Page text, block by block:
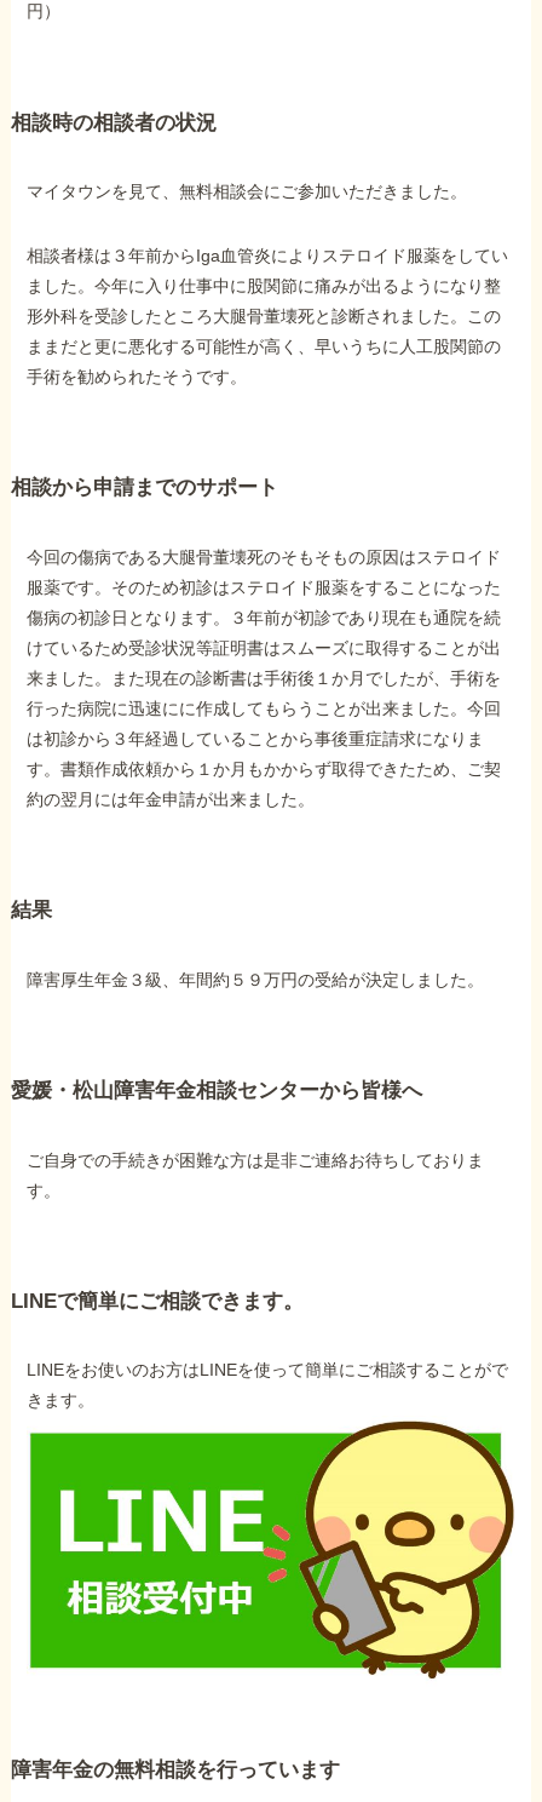
事務所について
お客様からの感謝のお手紙
サイトマップ
他社と何が違うの？
当事務所に
依頼するメリット
お電話でのお問い合わせ
089-907-3797
受付時間：平日9:00~18:00
円）
相談時の相談者の状況
マイタウンを見て、無料相談会にご参加いただきました。
相談者様は３年前からIga血管炎によりステロイド服薬をしてい
ました。今年に入り仕事中に股関節に痛みが出るようになり整
形外科を受診したところ大腿骨董壊死と診断されました。この
ままだと更に悪化する可能性が高く、早いうちに人工股関節の
手術を勧められたそうです。
相談から申請までのサポート
今回の傷病である大腿骨董壊死のそもそもの原因はステロイド
服薬です。そのため初診はステロイド服薬をすることになった
傷病の初診日となります。３年前が初診であり現在も通院を続
けているため受診状況等証明書はスムーズに取得することが出
来ました。また現在の診断書は手術後１か月でしたが、手術を
行った病院に迅速にに作成してもらうことが出来ました。今回
は初診から３年経過していることから事後重症請求になりま
す。書類作成依頼から１か月もかからず取得できたため、ご契
約の翌月には年金申請が出来ました。
結果
障害厚生年金３級、年間約５９万円の受給が決定しました。
愛媛・松山障害年金相談センターから皆様へ
ご自身での手続きが困難な方は是非ご連絡お待ちしておりま
す。
LINEで簡単にご相談できます。
LINEをお使いのお方はLINEを使って簡単にご相談することがで
きます。
障害年金の無料相談を行っています